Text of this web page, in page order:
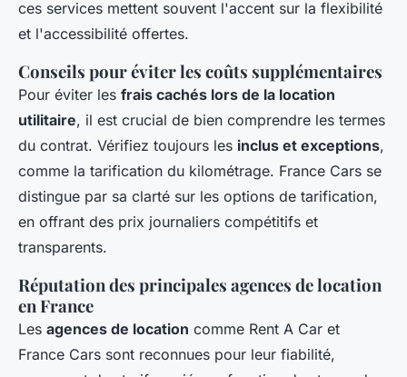
ces services mettent souvent l'accent sur la flexibilité
et l'accessibilité offertes.
Conseils pour éviter les coûts supplémentaires
Pour éviter les frais cachés lors de la location
utilitaire, il est crucial de bien comprendre les termes
du contrat. Vérifiez toujours les inclus et exceptions,
comme la tarification du kilométrage. France Cars se
distingue par sa clarté sur les options de tarification,
en offrant des prix journaliers compétitifs et
transparents.
Réputation des principales agences de location
en France
Les agences de location comme Rent A Car et
France Cars sont reconnues pour leur fiabilité,